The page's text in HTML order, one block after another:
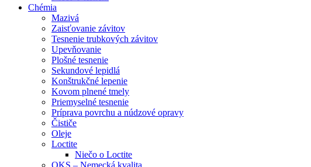
Chémia
Mazivá
Zaisťovanie závitov
Tesnenie trubkových závitov
Upevňovanie
Plošné tesnenie
Sekundové lepidlá
Konštrukčné lepenie
Kovom plnené tmely
Priemyselné tesnenie
Príprava povrchu a núdzové opravy
Čističe
Oleje
Loctite
Niečo o Loctite
OKS – Nemecká kvalita